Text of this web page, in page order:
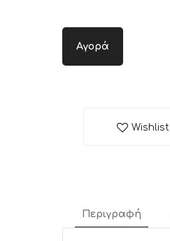
Αγορά
Wishlist
Περιγραφή